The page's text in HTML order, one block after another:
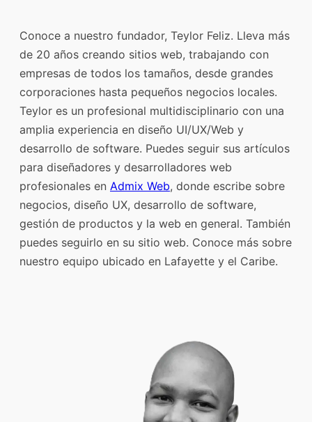
Conoce a nuestro fundador, Teylor Feliz. Lleva más
de 20 años creando sitios web, trabajando con
empresas de todos los tamaños, desde grandes
corporaciones hasta pequeños negocios locales.
Teylor es un profesional multidisciplinario con una
amplia experiencia en diseño UI/UX/Web y
desarrollo de software. Puedes seguir sus artículos
para diseñadores y desarrolladores web
profesionales en Admix Web, donde escribe sobre
negocios, diseño UX, desarrollo de software,
gestión de productos y la web en general. También
puedes seguirlo en su sitio web. Conoce más sobre
nuestro equipo ubicado en Lafayette y el Caribe.